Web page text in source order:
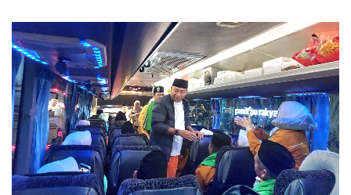
a
n
e
m
a
i
l